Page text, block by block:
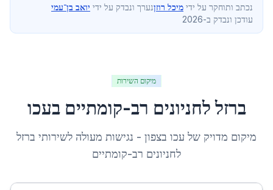
נכתב ותוחקר על ידי מיכל רוזןנערך ונבדק על ידי יואב בן־עמי
עודכן ונבדק ב-2026
מיקום השירות
ברזל לחניונים רב-קומתיים בעכו
מיקום מדויק של עכו בצפון - נגישות מעולה לשירותי ברזל
לחניונים רב-קומתיים